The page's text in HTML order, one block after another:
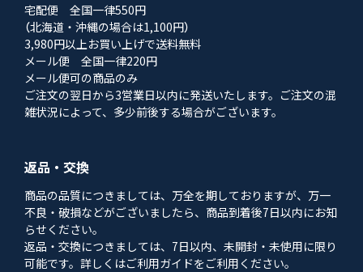
宅配便 全国一律550円
（北海道・沖縄の場合は1,100円）
3,980円以上お買い上げで送料無料
メール便 全国一律220円
メール便可の商品のみ
ご注文の翌日から3営業日以内に発送いたします。ご注文の混
雑状況によって、多少前後する場合がございます。
返品・交換
商品の品質につきましては、万全を期しておりますが、万一
不良・破損などがございましたら、商品到着後7日以内にお知
らせください。
返品・交換につきましては、7日以内、未開封・未使用に限り
可能です。詳しくはご利用ガイドをご利用ください。